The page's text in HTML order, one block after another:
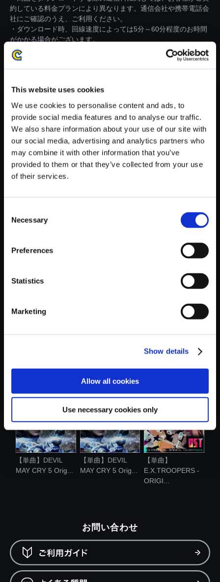
This website uses cookies
We use cookies to personalise content and ads, to
provide social media features and to analyse our traffic.
We also share information about your use of our site with
our social media, advertising and analytics partners who
may combine it with other information that you’ve
provided to them or that they’ve collected from your use
of their services.
Selection
Necessary
Preferences
Statistics
Marketing
Show details
Allow all cookies
Use necessary cookies only
約している料金プランにより異なります。通信会社や携帯電話会
社にご確認のうえ、ご利用ください。
・ダウンロード時、回線速度によっては5分～60分程度のお時間
がかかる場合がございます。
※ご購入いただいたファイルのダウンロードの際には、通信環境
が安定しているWifi環境でお試しください。
【単曲】E.X.TROOPERS - ORI
GINAL SOUNDTRACK The Sh
ooting Star
【単曲】
【単曲】DEVIL
MAY CRY 5 Orig...
【単曲】DEVIL
MAY CRY 5 Orig...
【単曲】
E.X.TROOPERS -
ORIGI...
お問い合わせ